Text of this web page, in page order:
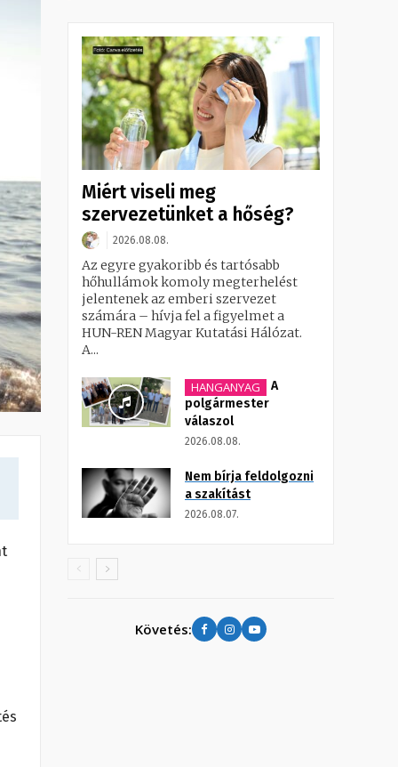
Miért viseli meg
szervezetünket a hőség?
2026.08.08.
Az egyre gyakoribb és tartósabb
hőhullámok komoly megterhelést
jelentenek az emberi szervezet
számára – hívja fel a figyelmet a
HUN-REN Magyar Kutatási Hálózat.
A...
HANGANYAG
A
polgármester
válaszol
2026.08.08.
Nem bírja feldolgozni
a szakítást
2026.08.07.
Követés: